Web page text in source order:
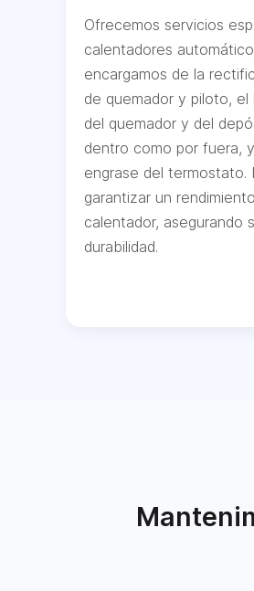
Ofrecemos servicios
calentadores
encargamos de la
de quemador y piloto,
del quemador y del
dentro como por fuera,
engrase del
garantizar un
calentador, asegurando
durabilidad.